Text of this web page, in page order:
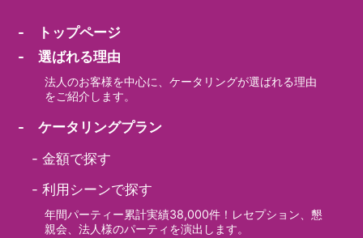
- トップページ
- 選ばれる理由
法人のお客様を中心に、ケータリングが選ばれる理由
をご紹介します。
- ケータリングプラン
-金額で探す
-利用シーンで探す
年間パーティー累計実績38,000件！レセプション、懇
親会、法人様のパーティを演出します。